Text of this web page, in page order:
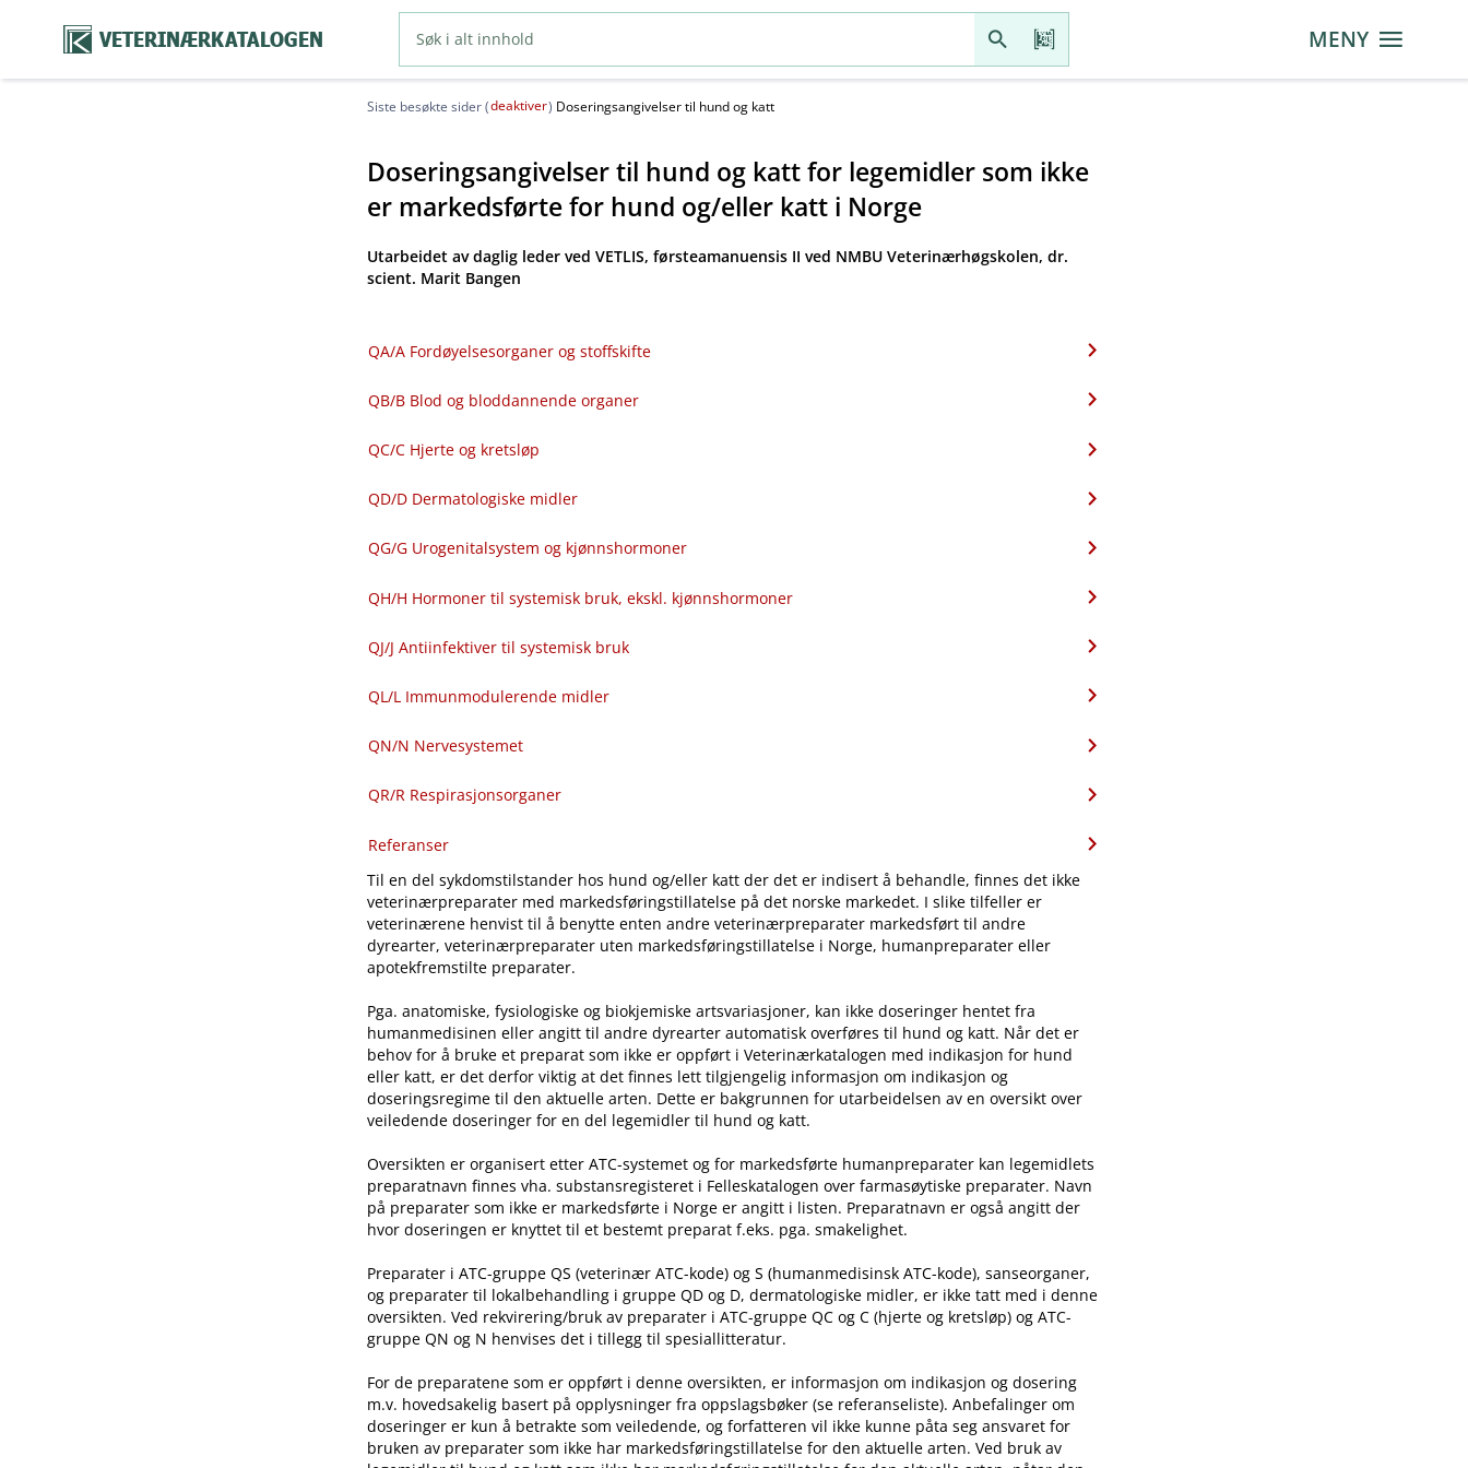
VETERINÆRKATALOGEN MENY
Siste besøkte sider (deaktiver) Doseringsangivelser til hund og katt
Doseringsangivelser til hund og katt for legemidler som ikke
er markedsførte for hund og​/​eller katt i Norge
Utarbeidet av daglig leder ved VETLIS, førsteamanuensis II ved NMBU Veterinærhøgskolen, dr.
scient. Marit Bangen
QA​/​A Fordøyelsesorganer og stoffskifte
QB​/​B Blod og bloddannende organer
QC​/​C Hjerte og kretsløp
QD​/​D Dermatologiske midler
QG​/​G Urogenitalsystem og kjønnshormoner
QH​/​H Hormoner til systemisk bruk, ekskl. kjønnshormoner
QJ​/​J Antiinfektiver til systemisk bruk
QL​/​L Immunmodulerende midler
QN​/​N Nervesystemet
QR​/​R Respirasjonsorganer
Referanser
Til en del sykdomstilstander hos hund og​/​eller katt der det er indisert å behandle, finnes det ikke
veterinærpreparater med markedsføringstillatelse på det norske markedet. I slike tilfeller er
veterinærene henvist til å benytte enten andre veterinærpreparater markedsført til andre
dyrearter, veterinærpreparater uten markedsføringstillatelse i Norge, humanpreparater eller
apotekfremstilte preparater.
Pga. anatomiske, fysiologiske og biokjemiske artsvariasjoner, kan ikke doseringer hentet fra
humanmedisinen eller angitt til andre dyrearter automatisk overføres til hund og katt. Når det er
behov for å bruke et preparat som ikke er oppført i Veterinærkatalogen med indikasjon for hund
eller katt, er det derfor viktig at det finnes lett tilgjengelig informasjon om indikasjon og
doseringsregime til den aktuelle arten. Dette er bakgrunnen for utarbeidelsen av en oversikt over
veiledende doseringer for en del legemidler til hund og katt.
Oversikten er organisert etter ATC-systemet og for markedsførte humanpreparater kan legemidlets
preparatnavn finnes vha. substansregisteret i Felleskatalogen over farmasøytiske preparater. Navn
på preparater som ikke er markedsførte i Norge er angitt i listen. Preparatnavn er også angitt der
hvor doseringen er knyttet til et bestemt preparat f.eks. pga. smakelighet.
Preparater i ATC-gruppe QS (veterinær ATC-kode) og S (humanmedisinsk ATC-kode), sanseorganer,
og preparater til lokalbehandling i gruppe QD og D, dermatologiske midler, er ikke tatt med i denne
oversikten. Ved rekvirering​/​bruk av preparater i ATC-gruppe QC og C (hjerte og kretsløp) og ATC-
gruppe QN og N henvises det i tillegg til spesiallitteratur.
For de preparatene som er oppført i denne oversikten, er informasjon om indikasjon og dosering
m.v. hovedsakelig basert på opplysninger fra oppslagsbøker (se referanseliste). Anbefalinger om
doseringer er kun å betrakte som veiledende, og forfatteren vil ikke kunne påta seg ansvaret for
bruken av preparater som ikke har markedsføringstillatelse for den aktuelle arten. Ved bruk av